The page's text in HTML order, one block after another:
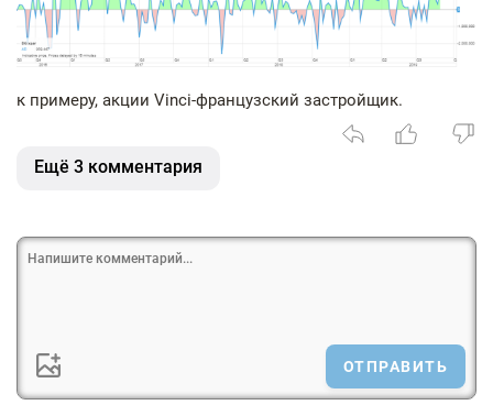
к примеру, акции Vinci-французский застройщик.
Ещё 3 комментария
ОТПРАВИТЬ